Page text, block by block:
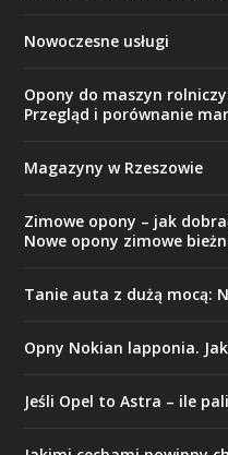
Nowoczesne usługi
Opony do maszyn
Przegląd i porównanie
Magazyny w Rzeszowie
Zimowe opony – jak
Nowe opony zimowe
Tanie auta z dużą mocą:
Opny Nokian lapponia.
Jeśli Opel to Astra – ile